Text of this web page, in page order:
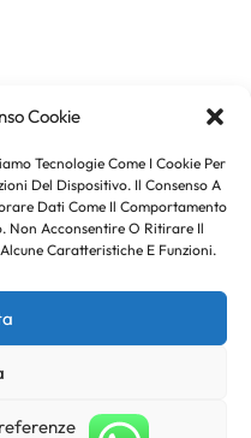
Cookie
Tecnologie Come I Cookie Per
Del Dispositivo. Il Consenso A
Dati Come Il Comportamento
Non Acconsentire O Ritirare Il
Caratteristiche E Funzioni.